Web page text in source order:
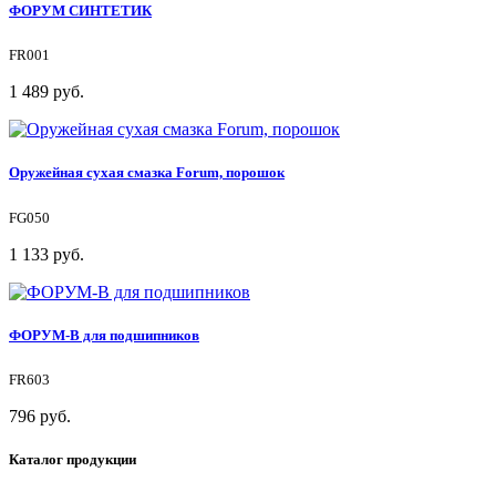
ФОРУМ СИНТЕТИК
FR001
1 489 руб.
Оружейная сухая смазка Forum, порошок
FG050
1 133 руб.
ФОРУМ-В для подшипников
FR603
796 руб.
Каталог продукции